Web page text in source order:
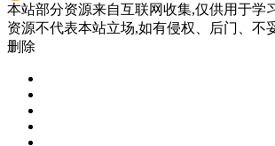
本站部分资源来自互联网收集,仅供用于学
资源不代表本站立场,如有侵权、后门、不
删除